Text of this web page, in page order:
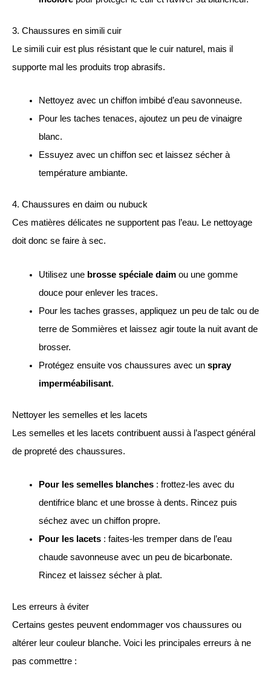
3. Chaussures en simili cuir
Le simili cuir est plus résistant que le cuir naturel, mais il
supporte mal les produits trop abrasifs.
Nettoyez avec un chiffon imbibé d’eau savonneuse.
Pour les taches tenaces, ajoutez un peu de vinaigre
blanc.
Essuyez avec un chiffon sec et laissez sécher à
température ambiante.
4. Chaussures en daim ou nubuck
Ces matières délicates ne supportent pas l’eau. Le nettoyage
doit donc se faire à sec.
Utilisez une brosse spéciale daimou une gomme
douce pour enlever les traces.
Pour les taches grasses, appliquez un peu de talc ou de
terre de Sommières et laissez agir toute la nuit avant de
brosser.
Protégez ensuite vos chaussures avec un spray
imperméabilisant.
Nettoyer les semelles et les lacets
Les semelles et les lacets contribuent aussi à l’aspect général
de propreté des chaussures.
Pour les semelles blanches: frottez-les avec du
dentifrice blanc et une brosse à dents. Rincez puis
séchez avec un chiffon propre.
Pour les lacets: faites-les tremper dans de l’eau
chaude savonneuse avec un peu de bicarbonate.
Rincez et laissez sécher à plat.
Les erreurs à éviter
Certains gestes peuvent endommager vos chaussures ou
altérer leur couleur blanche. Voici les principales erreurs à ne
pas commettre :